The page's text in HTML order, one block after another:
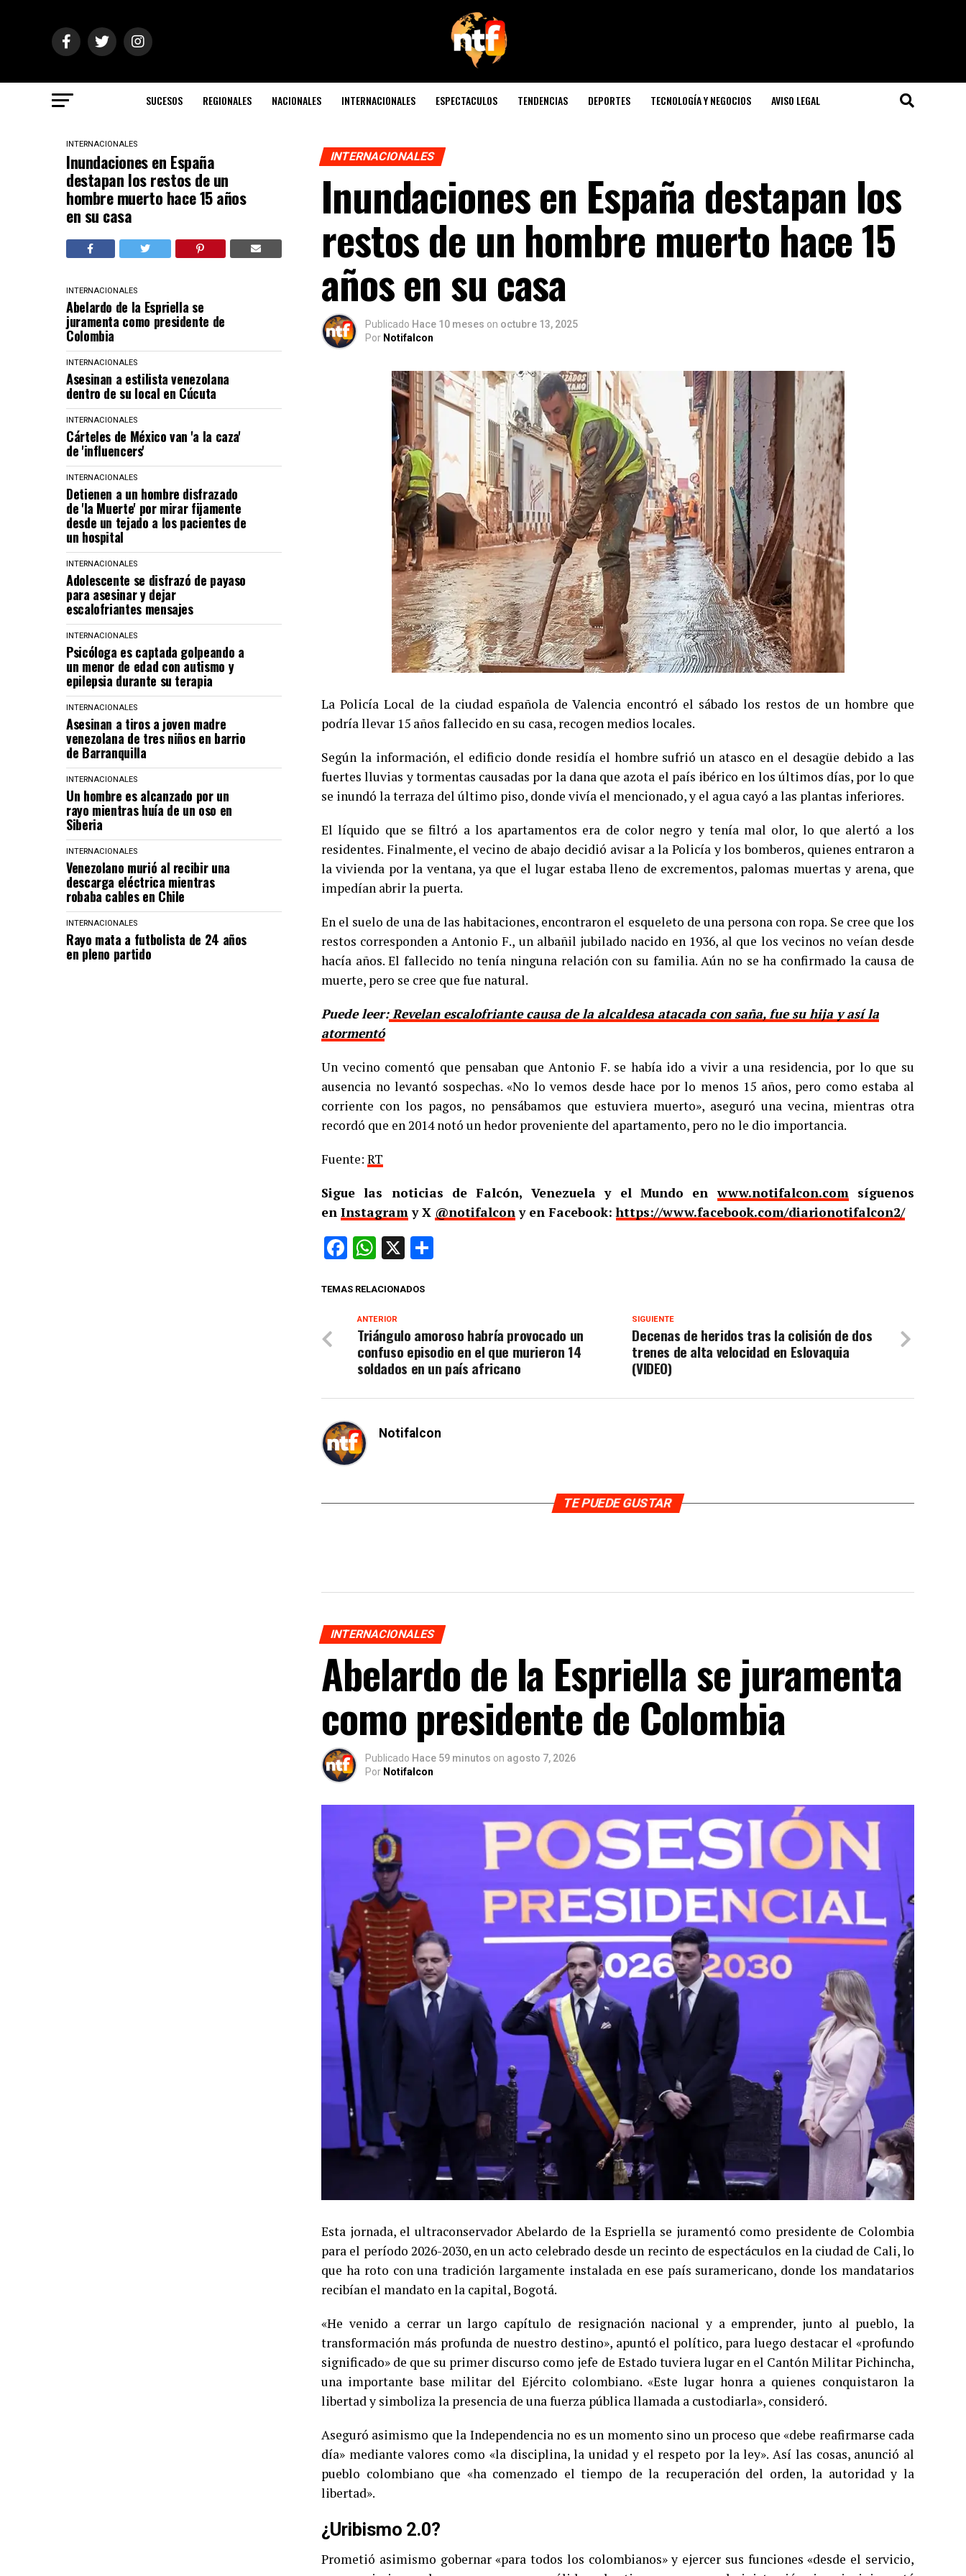
SUCESOS REGIONALES NACIONALES INTERNACIONALES ESPECTACULOS TENDENCIAS DEPORTES TECNOLOGÍA Y NEGOCIOS AVISO LEGAL
INTERNACIONALES
Inundaciones en España
destapan los restos de un
hombre muerto hace 15 años
en su casa
INTERNACIONALES
Abelardo de la Espriella se
juramenta como presidente de
Colombia
INTERNACIONALES
Asesinan a estilista venezolana
dentro de su local en Cúcuta
INTERNACIONALES
Cárteles de México van 'a la caza'
de 'influencers'
INTERNACIONALES
Detienen a un hombre disfrazado
de 'la Muerte' por mirar fijamente
desde un tejado a los pacientes de
un hospital
INTERNACIONALES
Adolescente se disfrazó de payaso
para asesinar y dejar
escalofriantes mensajes
INTERNACIONALES
Psicóloga es captada golpeando a
un menor de edad con autismo y
epilepsia durante su terapia
INTERNACIONALES
Asesinan a tiros a joven madre
venezolana de tres niños en barrio
de Barranquilla
INTERNACIONALES
Un hombre es alcanzado por un
rayo mientras huía de un oso en
Siberia
INTERNACIONALES
Venezolano murió al recibir una
descarga eléctrica mientras
robaba cables en Chile
INTERNACIONALES
Rayo mata a futbolista de 24 años
en pleno partido
INTERNACIONALES
Inundaciones en España destapan los
restos de un hombre muerto hace 15
años en su casa
Publicado Hace 10 meses on octubre 13, 2025
Por Notifalcon
La Policía Local de la ciudad española de Valencia encontró el sábado los restos de un hombre que
podría llevar 15 años fallecido en su casa, recogen medios locales.
Según la información, el edificio donde residía el hombre sufrió un atasco en el desagüe debido a las
fuertes lluvias y tormentas causadas por la dana que azota el país ibérico en los últimos días, por lo que
se inundó la terraza del último piso, donde vivía el mencionado, y el agua cayó a las plantas inferiores.
El líquido que se filtró a los apartamentos era de color negro y tenía mal olor, lo que alertó a los
residentes. Finalmente, el vecino de abajo decidió avisar a la Policía y los bomberos, quienes entraron a
la vivienda por la ventana, ya que el lugar estaba lleno de excrementos, palomas muertas y arena, que
impedían abrir la puerta.
En el suelo de una de las habitaciones, encontraron el esqueleto de una persona con ropa. Se cree que los
restos corresponden a Antonio F., un albañil jubilado nacido en 1936, al que los vecinos no veían desde
hacía años. El fallecido no tenía ninguna relación con su familia. Aún no se ha confirmado la causa de
muerte, pero se cree que fue natural.
Puede leer:Revelan escalofriante causa de la alcaldesa atacada con saña, fue su hija y así la
atormentó
Un vecino comentó que pensaban que Antonio F. se había ido a vivir a una residencia, por lo que su
ausencia no levantó sospechas. «No lo vemos desde hace por lo menos 15 años, pero como estaba al
corriente con los pagos, no pensábamos que estuviera muerto», aseguró una vecina, mientras otra
recordó que en 2014 notó un hedor proveniente del apartamento, pero no le dio importancia.
Fuente: RT
Sigue las noticias de Falcón, Venezuela y el Mundo enwww.notifalcon.comsíguenos
en Instagramy X @notifalcony en Facebook:https://www.facebook.com/diarionotifalcon2/
Facebook
WhatsApp
X
TEMAS RELACIONADOS
SIGUIENTE
Decenas de heridos tras la colisión de dos
trenes de alta velocidad en Eslovaquia
(VIDEO)
ANTERIOR
Triángulo amoroso habría provocado un
confuso episodio en el que murieron 14
soldados en un país africano
Notifalcon
TE PUEDE GUSTAR
INTERNACIONALES
Abelardo de la Espriella se juramenta
como presidente de Colombia
Publicado Hace 59 minutos on agosto 7, 2026
Por Notifalcon
Esta jornada, el ultraconservador Abelardo de la Espriella se juramentó como presidente de Colombia
para el período 2026-2030, en un acto celebrado desde un recinto de espectáculos en la ciudad de Cali, lo
que ha roto con una tradición largamente instalada en ese país suramericano, donde los mandatarios
recibían el mandato en la capital, Bogotá.
«He venido a cerrar un largo capítulo de resignación nacional y a emprender, junto al pueblo, la
transformación más profunda de nuestro destino», apuntó el político, para luego destacar el «profundo
significado» de que su primer discurso como jefe de Estado tuviera lugar en el Cantón Militar Pichincha,
una importante base militar del Ejército colombiano. «Este lugar honra a quienes conquistaron la
libertad y simboliza la presencia de una fuerza pública llamada a custodiarla», consideró.
Aseguró asimismo que la Independencia no es un momento sino un proceso que «debe reafirmarse cada
día» mediante valores como «la disciplina, la unidad y el respeto por la ley». Así las cosas, anunció al
pueblo colombiano que «ha comenzado el tiempo de la recuperación del orden, la autoridad y la
libertad».
¿Uribismo 2.0?
Prometió asimismo gobernar «para todos los colombianos» y ejercer sus funciones «desde el servicio,